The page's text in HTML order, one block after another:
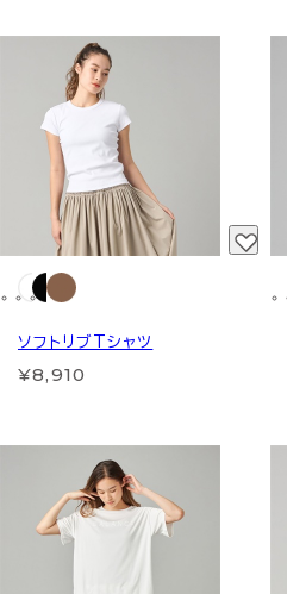
ソフトリブTシャツ
¥8,910